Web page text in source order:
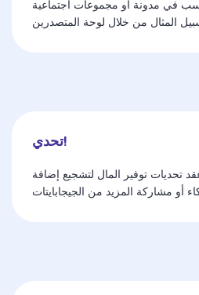
في مدونة أو مجموعات اجتماعية
تحدي!
تحديات توفير المال لتشجيع إضافة